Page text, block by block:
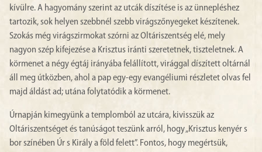
kívülre. A hagyomány szerint az utcák díszítése is az ünnepléshez
tartozik, sok helyen szebbnél szebb virágszőnyegeket készítenek.
Szokás még virágszirmokat szórni az Oltáriszentség elé, mely
nagyon szép kifejezése a Krisztus iránti szeretetnek, tiszteletnek. A
körmenet a négy égtáj irányába felállított, virággal díszített oltárnál
áll meg útközben, ahol a pap egy-egy evangéliumi részletet olvas fel
majd áldást ad; utána folytatódik a körmenet.
Úrnapján kimegyünk a templomból az utcára, kivisszük az
Oltáriszentséget és tanúságot teszünk arról, hogy „Krisztus kenyér s
bor színében Úr s Király a föld felett”. Fontos, hogy megértsük,